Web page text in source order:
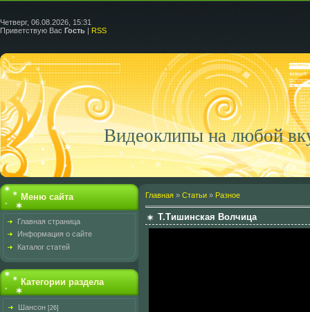
Четверг, 06.08.2026, 15:31
Приветствую Вас Гость | RSS
Видеоклипы на любой
Меню сайта
Главная страница
Информация о сайте
Каталог статей
Категории раздела
Шансон [26]
Главная » Статьи » Разное
Т.Тишинская Волчица